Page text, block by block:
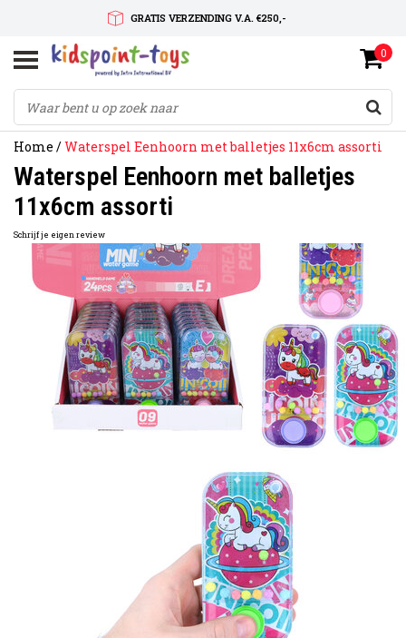
GRATIS VERZENDING V.A. €250,-
SNELLE LEVERTIJD
SERVICE OP MAAT
0
Home /Waterspel Eenhoorn met balletjes 11x6cm assorti
Waterspel Eenhoorn met balletjes
11x6cm assorti
Schrijf je eigen review